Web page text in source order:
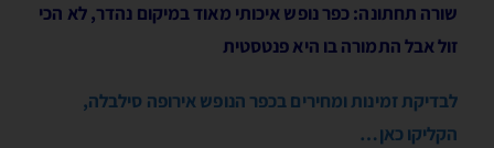
שורה תחתונה: כפר נופש איכותי מאוד במיקום נהדר, לא הכי
זול אבל התמורה בו היא פנטסטית
לבדיקת זמינות ומחירים בכפר הנופש אירופה סילבלה,
הקליקו כאן…